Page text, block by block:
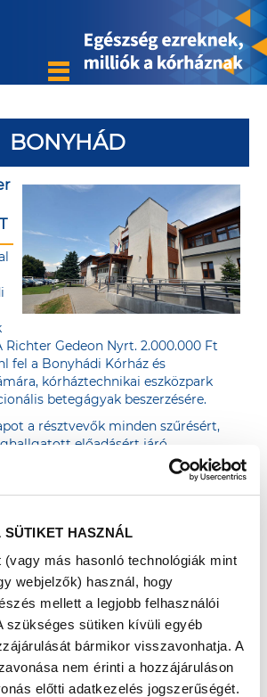
SÜTIKET HASZNÁL
(vagy más hasonló technológiák mint
webjelzők) használ, hogy
mellett a legjobb felhasználói
szükséges sütiken kívüli egyéb
bármikor visszavonhatja. A
nem érinti a hozzájáruláson
előtti adatkezelés jogszerűségét.
BONYHÁD
Gedeon Nyrt. 2.000.000 Ft
fel a Bonyhádi Kórház és
kórháztechnikai eszközpark
betegágyak beszerzésére.
a résztvevők minden szűrésért,
előadásért járó
tudják, hiszen a Richter
megemeli az alapadomány
cselekszik valaki saját
gyarapításához.
részletes leírása